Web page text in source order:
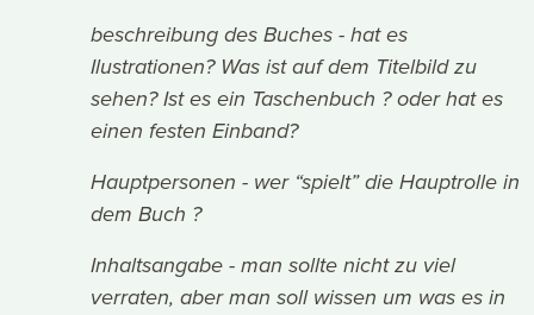
beschreibung des Buches - hat es
Ilustrationen? Was ist auf dem Titelbild zu
sehen? Ist es ein Taschenbuch ? oder hat es
einen festen Einband?
Hauptpersonen - wer “spielt” die Hauptrolle in
dem Buch ?
Inhaltsangabe - man sollte nicht zu viel
verraten, aber man soll wissen um was es in